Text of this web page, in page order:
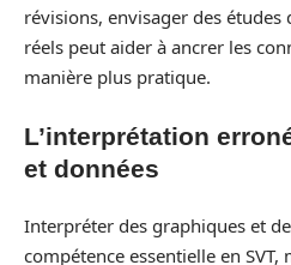
révisions, envisager des études
réels peut aider à ancrer les
manière plus pratique.
L’interprétation
et données
Interpréter des graphiques et
compétence essentielle en